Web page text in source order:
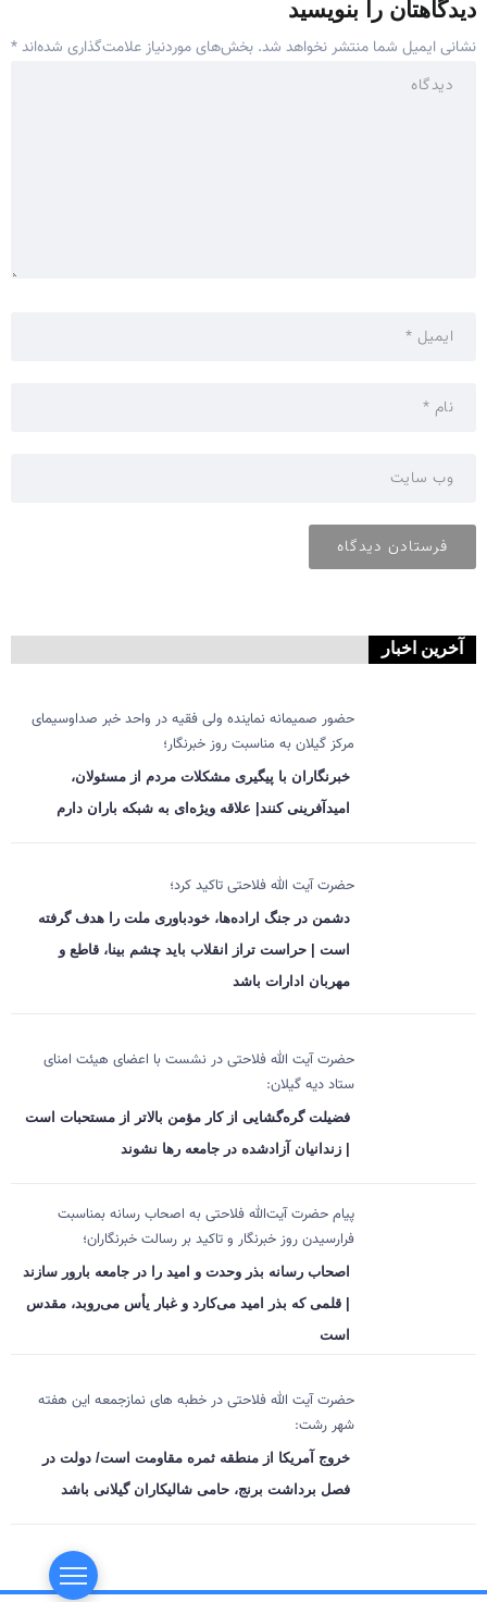
دیدگاهتان را بنویسید
نشانی ایمیل شما منتشر نخواهد شد. بخش‌های موردنیاز علامت‌گذاری شده‌اند*
آخرین اخبار
حضور صمیمانه نماینده ولی فقیه در واحد خبر صداوسیمای
مرکز گیلان به مناسبت روز خبرنگار؛
خبرنگاران با پیگیری مشکلات مردم از مسئولان،
امیدآفرینی کنند| علاقه ویژه‌ای به شبکه باران دارم
حضرت آیت الله فلاحتی تاکید کرد؛
دشمن در جنگ اراده‌ها، خودباوری ملت را هدف گرفته
است | حراست تراز انقلاب باید چشم بینا، قاطع و
مهربان ادارات باشد
حضرت آیت الله فلاحتی در نشست با اعضای هیئت امنای
ستاد دیه گیلان:
فضیلت گره‌گشایی از کار مؤمن بالاتر از مستحبات است
| زندانیان آزادشده در جامعه رها نشوند
پیام حضرت آیت‌الله فلاحتی به اصحاب رسانه بمناسبت
فرارسیدن روز خبرنگار و تاکید بر رسالت خبرنگاران؛
اصحاب رسانه بذر وحدت و امید را در جامعه بارور سازند
| قلمی که بذر امید می‌کارد و غبار یأس می‌روبد، مقدس
است
حضرت آیت الله فلاحتی در خطبه های نمازجمعه این هفته
شهر رشت:
خروج آمریکا از منطقه ثمره مقاومت است/ دولت در
فصل برداشت برنج، حامی شالیکاران گیلانی باشد